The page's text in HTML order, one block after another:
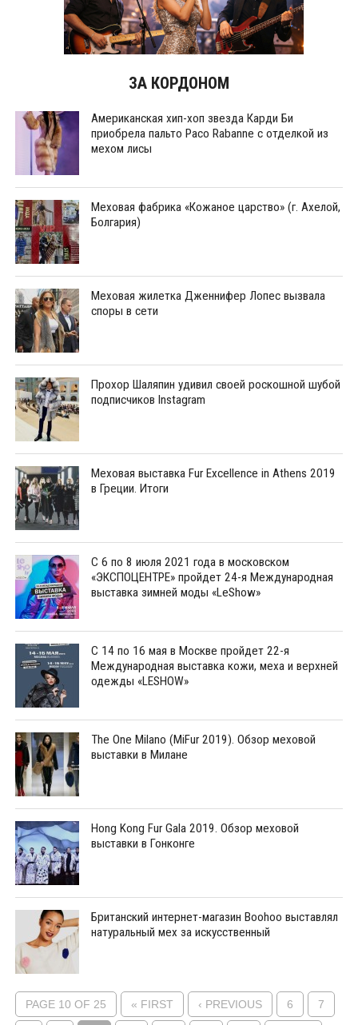
ЗА КОРДОНОМ
Американская хип-хоп звезда Карди Би
приобрела пальто Paco Rabanne с отделкой из
мехом лисы
Меховая фабрика «Кожаное царство» (г. Ахелой,
Болгария)
Меховая жилетка Дженнифер Лопес вызвала
споры в сети
Прохор Шаляпин удивил своей роскошной шубой
подписчиков Instagram
Меховая выставка Fur Excellence in Athens 2019
в Греции. Итоги
С 6 по 8 июля 2021 года в московском
«ЭКСПОЦЕНТРЕ» пройдет 24-я Международная
выставка зимней моды «LeShow»
С 14 по 16 мая в Москве пройдет 22-я
Международная выставка кожи, меха и верхней
одежды «LESHOW»
The One Milano (MiFur 2019). Обзор меховой
выставки в Милане
Hong Kong Fur Gala 2019. Обзор меховой
выставки в Гонконге
Британский интернет-магазин Boohoo выставлял
натуральный мех за искусственный
PAGE 10 OF 25 « FIRST ‹ PREVIOUS 6 7